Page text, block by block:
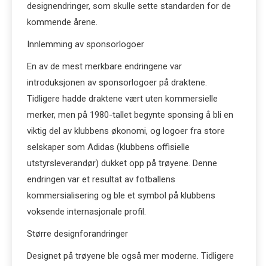
designendringer, som skulle sette standarden for de
kommende årene.
Innlemming av sponsorlogoer
En av de mest merkbare endringene var
introduksjonen av sponsorlogoer på draktene.
Tidligere hadde draktene vært uten kommersielle
merker, men på 1980-tallet begynte sponsing å bli en
viktig del av klubbens økonomi, og logoer fra store
selskaper som Adidas (klubbens offisielle
utstyrsleverandør) dukket opp på trøyene. Denne
endringen var et resultat av fotballens
kommersialisering og ble et symbol på klubbens
voksende internasjonale profil.
Større designforandringer
Designet på trøyene ble også mer moderne. Tidligere